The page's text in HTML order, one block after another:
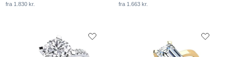
fra 1.830 kr. fra 1.663 kr.